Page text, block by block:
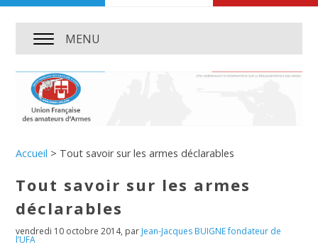
MENU
Accueil > Tout savoir sur les armes déclarables
Tout savoir sur les armes
déclarables
vendredi 10 octobre 2014, par Jean-Jacques BUIGNE fondateur de
l’UFA